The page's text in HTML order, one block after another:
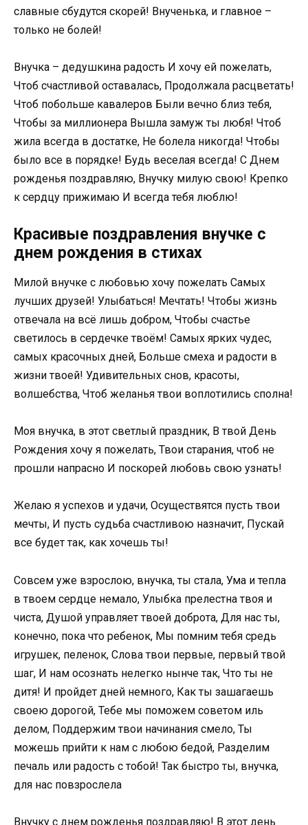
славные сбудутся скорей! Внученька, и главное –
только не болей!
Внучка – дедушкина радость И хочу ей пожелать,
Чтоб счастливой оставалась, Продолжала расцветать!
Чтоб побольше кавалеров Были вечно близ тебя,
Чтобы за миллионера Вышла замуж ты любя! Чтоб
жила всегда в достатке, Не болела никогда! Чтобы
было все в порядке! Будь веселая всегда! С Днем
рожденья поздравляю, Внучку милую свою! Крепко
к сердцу прижимаю И всегда тебя люблю!
Красивые поздравления внучке с
днем рождения в стихах
Милой внучке с любовью хочу пожелать Самых
лучших друзей! Улыбаться! Мечтать! Чтобы жизнь
отвечала на всё лишь добром, Чтобы счастье
светилось в сердечке твоём! Самых ярких чудес,
самых красочных дней, Больше смеха и радости в
жизни твоей! Удивительных снов, красоты,
волшебства, Чтоб желанья твои воплотились сполна!
Моя внучка, в этот светлый праздник, В твой День
Рождения хочу я пожелать, Твои старания, чтоб не
прошли напрасно И поскорей любовь свою узнать!
Желаю я успехов и удачи, Осуществятся пусть твои
мечты, И пусть судьба счастливою назначит, Пускай
все будет так, как хочешь ты!
Совсем уже взрослою, внучка, ты стала, Ума и тепла
в твоем сердце немало, Улыбка прелестна твоя и
чиста, Душой управляет твоей доброта, Для нас ты,
конечно, пока что ребенок, Мы помним тебя средь
игрушек, пеленок, Слова твои первые, первый твой
шаг, И нам осознать нелегко нынче так, Что ты не
дитя! И пройдет дней немного, Как ты зашагаешь
своею дорогой, Тебе мы поможем советом иль
делом, Поддержим твои начинания смело, Ты
можешь прийти к нам с любою бедой, Разделим
печаль или радость с тобой! Так быстро ты, внучка,
для нас повзрослела
Внучку с днем рожденья поздравляю! В этот день